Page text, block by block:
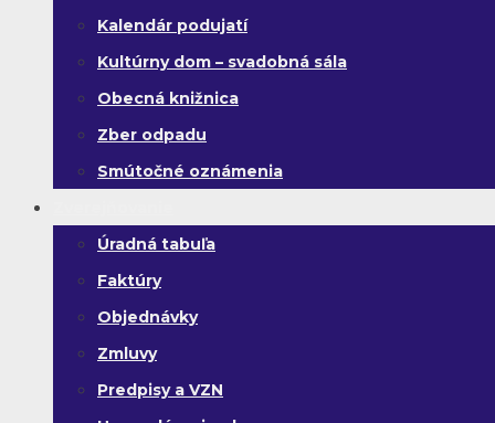
Kalendár podujatí
Kultúrny dom – svadobná sála
Obecná knižnica
Zber odpadu
Smútočné oznámenia
Úradná tabuľa
Faktúry
Objednávky
Zmluvy
Predpisy a VZN